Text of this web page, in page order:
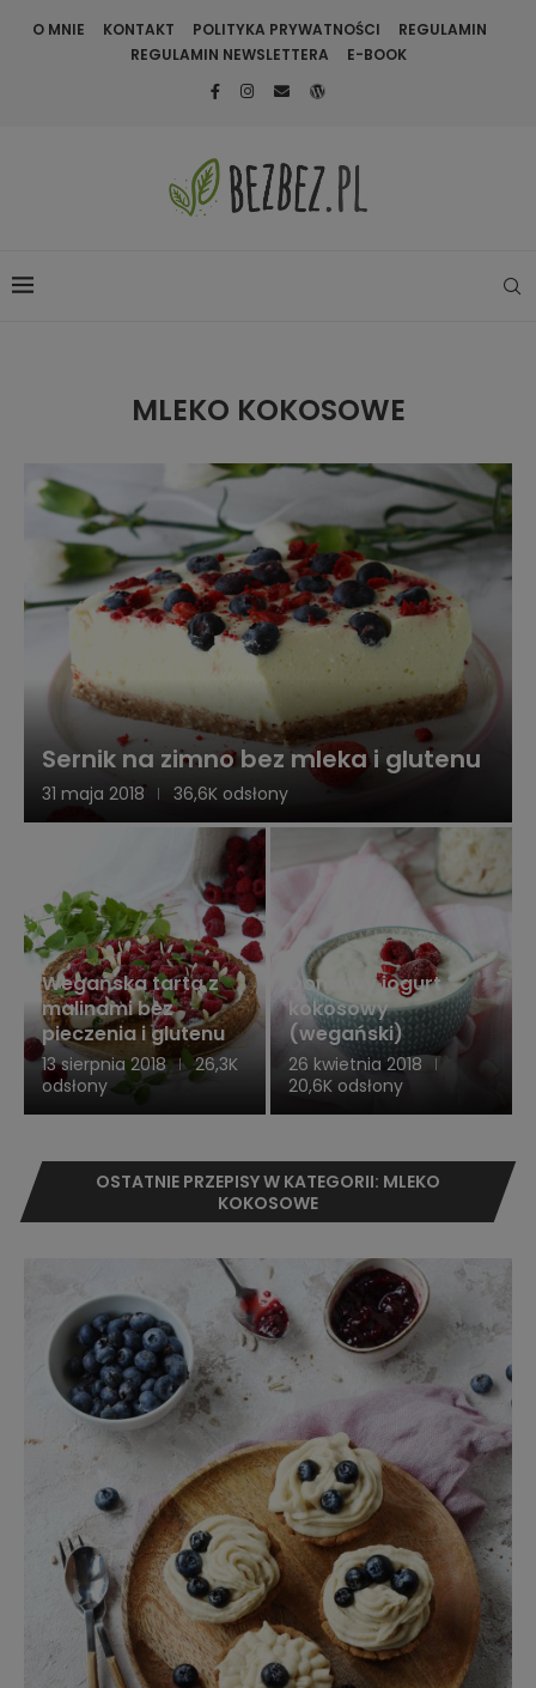
O MNIE KONTAKT POLITYKA PRYWATNOŚCI
REGULAMIN
REGULAMIN NEWSLETTERA
E-BOOK
MLEKO KOKOSOWE
Sernik na zimno bez mleka i glutenu
31 maja 2018 36,6K odsłony
Wegańska tarta z
malinami bez
pieczenia i glutenu
13 sierpnia 2018
26,3K
odsłony
Domowy jogurt
kokosowy
(wegański)
26 kwietnia 2018
20,6K odsłony
OSTATNIE PRZEPISY W KATEGORII: MLEKO
KOKOSOWE